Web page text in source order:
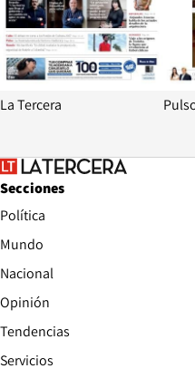
La Tercera
Secciones
Política
Mundo
Nacional
Opinión
Tendencias
Servicios